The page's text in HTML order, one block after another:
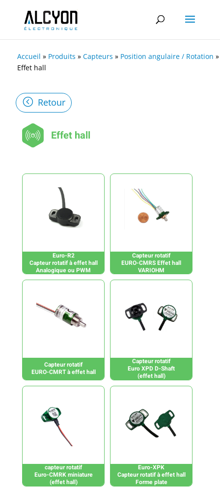
Accueil » Produits » Capteurs » Position angulaire / Rotation »
Effet hall
Retour
Effet hall
Euro-R2
Capteur rotatif à effet hall
Analogique ou PWM
Capteur rotatif
EURO-CMRS Effet hall
VARIOHM
Capteur rotatif
EURO-CMRT à effet hall
Capteur rotatif
Euro XPD D-Shaft
(effet hall)
capteur rotatif
Euro-CMRK miniature
(effet hall)
Euro-XPK
Capteur rotatif à effet hall
Forme plate